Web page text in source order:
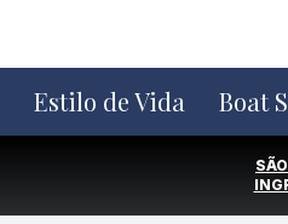
Estilo de Vida Boat